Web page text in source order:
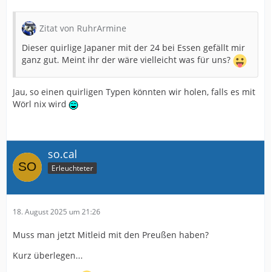
Zitat von RuhrArmine
Dieser quirlige Japaner mit der 24 bei Essen gefällt mir
ganz gut. Meint ihr der wäre vielleicht was für uns?
Jau, so einen quirligen Typen könnten wir holen, falls es mit
Wörl nix wird
so.cal
Erleuchteter
18. August 2025 um 21:26
Muss man jetzt Mitleid mit den Preußen haben?
Kurz überlegen...